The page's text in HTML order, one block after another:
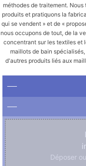
méthodes de traitement.
produits et pratiquons la
qui se vendent » et de «
nous occupons de tout, de la
concentrant sur les textiles et
maillots de bain
d'autres produits liés aux
Déposer